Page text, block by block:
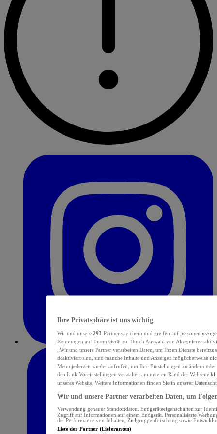
Ihre Privatsphäre ist uns wichtig
Wir und unsere 293-Partner speichern und greifen auf
Kennungen auf Ihrem Gerät zu. Durch Auswahl von Akzeptieren
„Wir und unsere Partner verarbeiten Daten, um Ihnen Dienste
deaktiviert sind, sind manche Inhalte und Anzeigen möglicherweise
Menü jederzeit wieder aufrufen, um Ihre Einstellungen zu ändern
den Link Voreinstellungen verwalten am unteren Rand der Webseite
unseres Website. Weitere Informationen finden Sie in unserer
Wir und unsere Partner verarbeiten Daten, um
Verwendung genauer Standortdaten. Endgeräteeigenschaften zur
Zugriff auf Informationen auf einem Endgerät. Personalisierte
der Performance von Inhalten, Zielgruppenforschung sowie
Liste der Partner (Lieferanten)